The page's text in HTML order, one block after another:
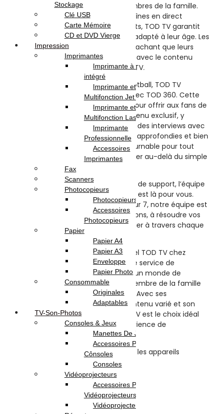
Et n’oublions pas les plus jeunes membres de la famille.
Avec une gamme de films et de chaînes en direct
spécialement conçus pour les enfants, TOD TV garantit
des heures de divertissement sûr et adapté à leur âge. Les
parents peuvent être tranquilles en sachant que leurs
enfants sont entre de bonnes mains avec le contenu
soigneusement sélectionné de TOD TV.
Pour les véritables aficionados du football, TOD TV
propose une expérience exclusive avec TOD 360. Cette
fonctionnalité spéciale est conçue pour offrir aux fans de
football un accès privilégié à du contenu exclusif, y
compris des reportages en coulisses, des interviews avec
des joueurs, des analyses de matchs approfondies et bien
plus encore. TOD 360 est un incontournable pour tout
passionné de football qui souhaite aller au-delà du simple
visionnage de matchs.
Et lorsque vous avez besoin d’aide ou de support, l’équipe
dévouée de service client de TOD TV est là pour vous.
Disponible 24 heures sur 24, 7 jours sur 7, notre équipe est
prête à répondre à toutes vos questions, à résoudre vos
problèmes techniques et à vous guider à travers chaque
étape de votre expérience TOD TV.
En conclusion, l’abonnement mensuel TOD TV chez
OmegaNet est bien plus qu’un simple service de
streaming. C’est une passerelle vers un monde de
divertissement illimité, où chaque membre de la famille
peut trouver quelque chose à aimer. Avec ses
fonctionnalités polyvalentes, son contenu varié et son
service clientèle exceptionnel, TOD TV est le choix idéal
pour ceux qui recherchent une expérience de
divertissement de premier ordre.
Stockage
Clé USB
Carte Mémoire
CD et DVD Vierge
Impression
Imprimantes
Imprimante à Réservoir
intégré
Imprimante et
Multifonction Jet d’encre
Imprimante et
Multifonction Laser
Imprimante
Professionnelle
Accessoires
Imprimantes
Fax
Scanners
Photocopieurs
Photocopieurs A4 | A3
Accessoires
Photocopieurs
Papier
Papier A4
Papier A3
Enveloppe
Papier Photo
Consommable
Originales
Adaptables
TV-Son-Photos
Consoles & Jeux
Manettes De Jeux
Accessoires Pour
Cônsoles
Consoles
Vidéoprojecteurs
Accessoires Pour
Vidéoprojecteurs
Vidéoprojecteur